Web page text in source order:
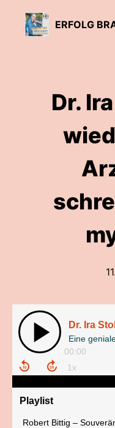
Dr.
Eine
00:00
Playlist
Robert Bittig –